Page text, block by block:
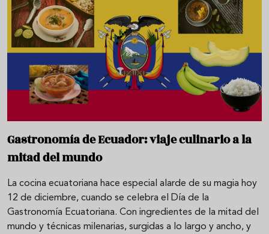
Gastronomía de Ecuador: viaje culinario a la
mitad del mundo
La cocina ecuatoriana hace especial alarde de su magia hoy
12 de diciembre, cuando se celebra el Día de la
Gastronomía Ecuatoriana. Con ingredientes de la mitad del
mundo y técnicas milenarias, surgidas a lo largo y ancho, y